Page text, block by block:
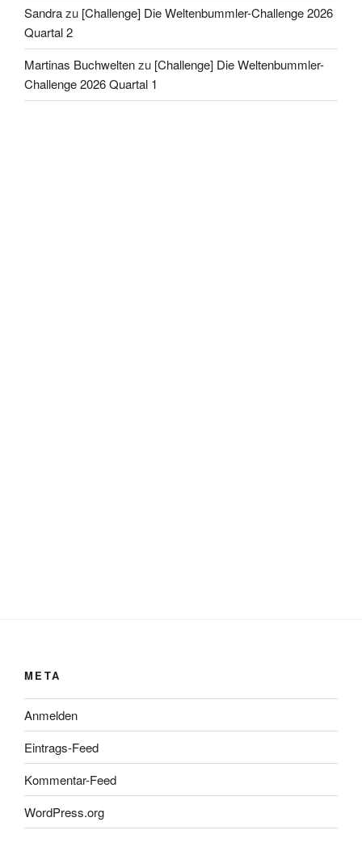
Sandrazu [Challenge] Die Weltenbummler-Challenge 2026
Quartal 2
Martinas Buchweltenzu [Challenge] Die Weltenbummler-
Challenge 2026 Quartal 1
META
Anmelden
Eintrags-Feed
Kommentar-Feed
WordPress.org